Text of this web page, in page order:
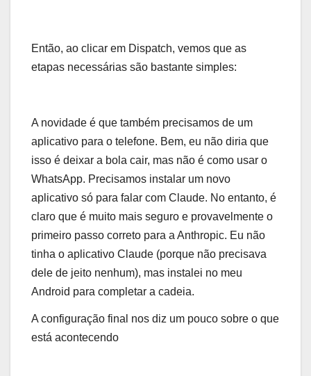
Então, ao clicar em Dispatch, vemos que as
etapas necessárias são bastante simples:
A novidade é que também precisamos de um
aplicativo para o telefone. Bem, eu não diria que
isso é deixar a bola cair, mas não é como usar o
WhatsApp. Precisamos instalar um novo
aplicativo só para falar com Claude. No entanto, é
claro que é muito mais seguro e provavelmente o
primeiro passo correto para a Anthropic. Eu não
tinha o aplicativo Claude (porque não precisava
dele de jeito nenhum), mas instalei no meu
Android para completar a cadeia.
A configuração final nos diz um pouco sobre o que
está acontecendo